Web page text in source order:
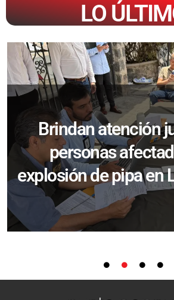
LO
Brindan atención
personas
explosión de pipa en